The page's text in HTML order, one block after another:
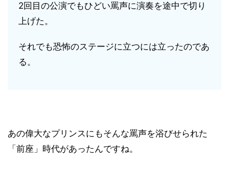
2回目の公演でもひどい罵声に演奏を途中で切り
上げた。
それでも恐怖のステージに立つには立ったのであ
る。
あの偉大なプリンスにもそんな罵声を浴びせられた
「前座」時代があったんですね。